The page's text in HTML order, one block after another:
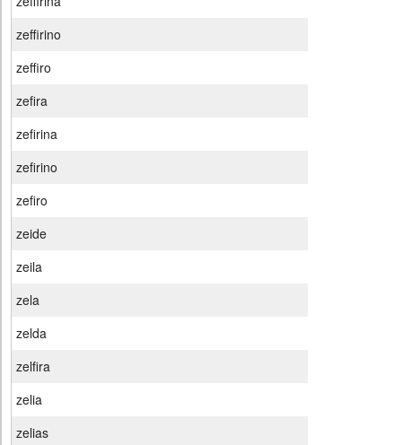
zeffirino
zeffiro
zefira
zefirina
zefirino
zefiro
zeide
zeila
zela
zelda
zelfira
zelia
zelias